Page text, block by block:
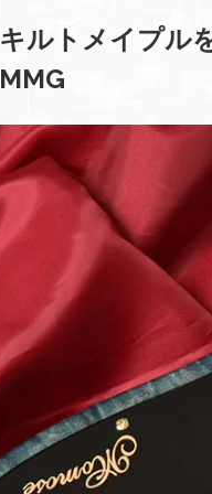
キルトメイプル
MMG